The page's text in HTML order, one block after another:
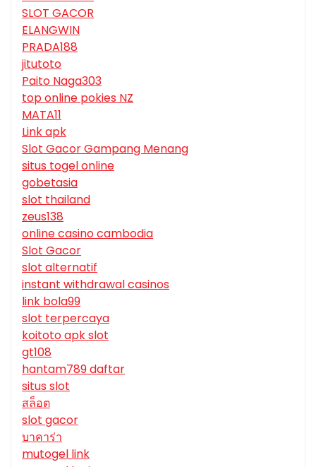
SLOT GACOR
ELANGWIN
PRADA188
jitutoto
Paito Naga303
top online pokies NZ
MATA11
Link apk
Slot Gacor Gampang Menang
situs togel online
gobetasia
slot thailand
zeus138
online casino cambodia
Slot Gacor
slot alternatif
instant withdrawal casinos
link bola99
slot terpercaya
koitoto apk slot
gt108
hantam789 daftar
situs slot
สล็อต
slot gacor
บาคาร่า
mutogel link